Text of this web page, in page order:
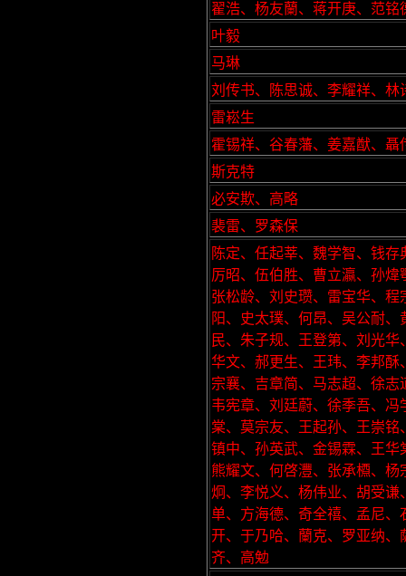
翟浩、杨友蘭、蒋开庚、范铭
叶毅
马琳
刘传书、陈思诚、李耀祥、林
雷崧生
霍锡祥、谷春藩、姜嘉猷、聶
斯克特
必安欺、高略
裴雷、罗森保
陈定、任起莘、魏学智、钱存
厉昭、伍伯胜、曹立瀛、孙煒
张松龄、刘史瓒、雷宝华、程
阳、史太璞、何昂、吴公耐、
民、朱子规、王登第、刘光华
华文、郝更生、王玮、李邦酥
宗襄、吉章简、马志超、徐志
韦宪章、刘廷蔚、徐季吾、冯
棠、莫宗友、王起孙、王崇铭
镇中、孙英武、金锡霖、王华
熊耀文、何啓灃、张承槱、杨
炯、李悦义、杨伟业、胡受谦
单、方海德、奇全禧、孟尼、
开、于乃哈、蘭克、罗亚纳、
齐、高勉